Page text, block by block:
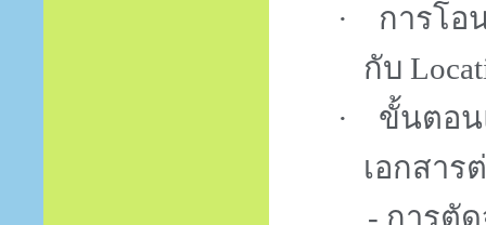
·
การโอ
กับ
·
ขั้นตอน
เอกสาร
- การตั